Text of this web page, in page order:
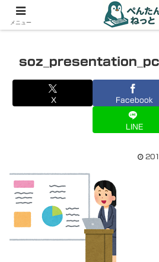
PCやガジェットの備
X Facebook
LINE
メニュー